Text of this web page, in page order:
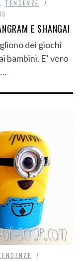
, TENDENZE
E SHANGAI
dei giochi
bambini. E’ vero